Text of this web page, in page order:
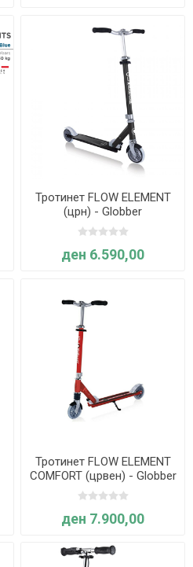
Тротинет FLOW ELEMENT
(црн) - Globber
ден 6.590,00
Тротинет FLOW ELEMENT
COMFORT (црвен) - Globber
ден 7.900,00